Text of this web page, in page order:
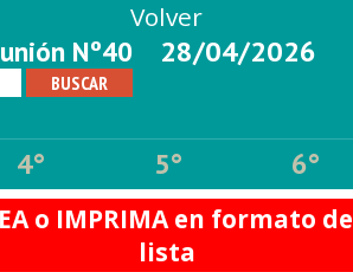
Volver
Nº40 28/04/2026
4° 5° 6°
o IMPRIMA en formato de
lista